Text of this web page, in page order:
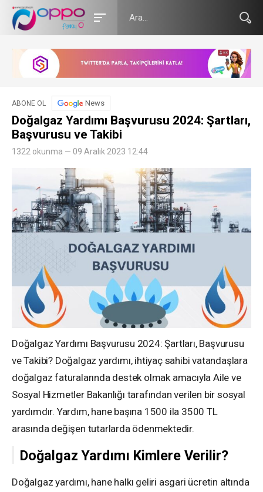
ABONE OL News
Doğalgaz Yardımı Başvurusu 2024: Şartları,
Başvurusu ve Takibi
1322 okunma — 09 Aralık 2023 12:44
Doğalgaz Yardımı Başvurusu 2024: Şartları, Başvurusu
ve Takibi? Doğalgaz yardımı, ihtiyaç sahibi vatandaşlara
doğalgaz faturalarında destek olmak amacıyla Aile ve
Sosyal Hizmetler Bakanlığı tarafından verilen bir sosyal
yardımdır. Yardım, hane başına 1500 ila 3500 TL
arasında değişen tutarlarda ödenmektedir.
Doğalgaz Yardımı Kimlere Verilir?
Doğalgaz yardımı, hane halkı geliri asgari ücretin altında